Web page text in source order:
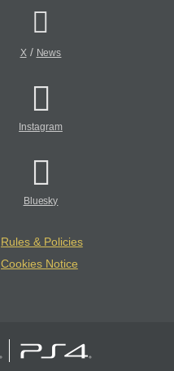
X/ News
Instagram
Bluesky
Rules & Policies
Cookies Notice